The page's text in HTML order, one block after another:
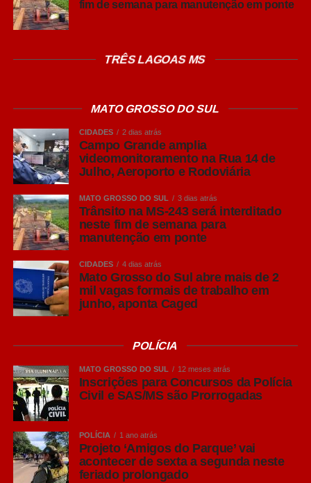
Facebook
Messenger
LinkedIn
Share
fim de semana para manutenção em ponte
TRÊS LAGOAS MS
MATO GROSSO DO SUL
CIDADES 2 dias atrás
Campo Grande amplia
videomonitoramento na Rua 14 de
Julho, Aeroporto e Rodoviária
MATO GROSSO DO SUL 3 dias atrás
Trânsito na MS-243 será interditado
neste fim de semana para
manutenção em ponte
CIDADES 4 dias atrás
Mato Grosso do Sul abre mais de 2
mil vagas formais de trabalho em
junho, aponta Caged
POLÍCIA
MATO GROSSO DO SUL 12 meses atrás
Inscrições para Concursos da Polícia
Civil e SAS/MS são Prorrogadas
POLÍCIA 1 ano atrás
Projeto ‘Amigos do Parque’ vai
acontecer de sexta a segunda neste
feriado prolongado